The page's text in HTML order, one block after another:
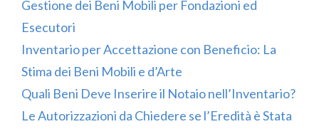
Gestione dei Beni Mobili per Fondazioni ed
Esecutori
Inventario per Accettazione con Beneficio: La
Stima dei Beni Mobili e d’Arte
Quali Beni Deve Inserire il Notaio nell’Inventario?
Le Autorizzazioni da Chiedere se l’Eredità è Stata